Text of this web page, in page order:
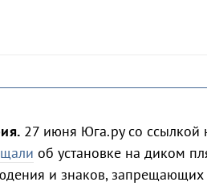
27 июня Юга.ру со ссылкой
об установке на диком
и знаков,